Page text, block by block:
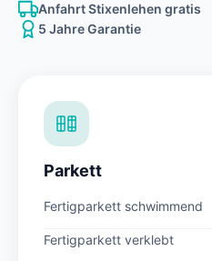
Anfahrt Stixenlehen gratis
5 Jahre Garantie
Parkett
Fertigparkett schwimmend
Fertigparkett verklebt